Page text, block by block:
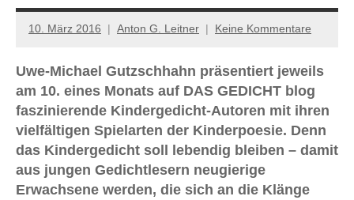
10. März 2016 Anton G. Leitner Keine Kommentare
Uwe-Michael Gutzschhahn präsentiert jeweils
am 10. eines Monats auf DAS GEDICHT blog
faszinierende Kindergedicht-Autoren mit ihren
vielfältigen Spielarten der Kinderpoesie. Denn
das Kindergedicht soll lebendig bleiben – damit
aus jungen Gedichtlesern neugierige
Erwachsene werden, die sich an die Klänge